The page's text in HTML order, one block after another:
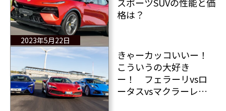
2023年5月22日
スポーツSUVの性能と価
格は？
きゃーカッコいいー！
こういうの大好き
ー！ フェラーリvsロ
ータスvsマクラーレ